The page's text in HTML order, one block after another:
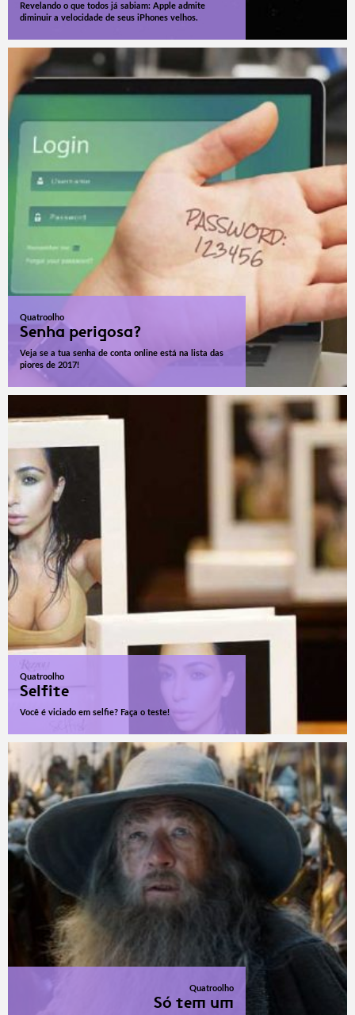
Revelando o que todos já sabiam: Apple admite
diminuir a velocidade de seus iPhones velhos.
Quatroolho
Senha perigosa?
Veja se a tua senha de conta online está na lista das
piores de 2017!
Quatroolho
Selfite
Você é viciado em selfie? Faça o teste!
Quatroolho
Só tem um